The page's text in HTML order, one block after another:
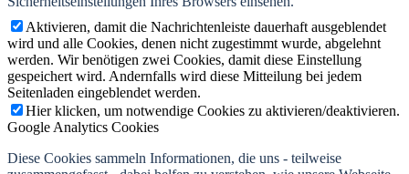
Aktivieren, damit die Nachrichtenleiste dauerhaft ausgeblendet
wird und alle Cookies, denen nicht zugestimmt wurde, abgelehnt
werden. Wir benötigen zwei Cookies, damit diese Einstellung
gespeichert wird. Andernfalls wird diese Mitteilung bei jedem
Seitenladen eingeblendet werden.
Hier klicken, um notwendige Cookies zu aktivieren/deaktivieren.
Google Analytics Cookies
Diese Cookies sammeln Informationen, die uns - teilweise